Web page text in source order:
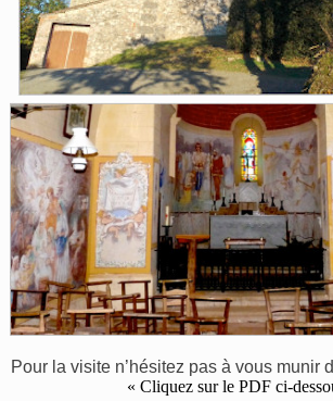
Pour la visite n’hésitez pas à vous munir
« Cliquez sur le PDF ci-